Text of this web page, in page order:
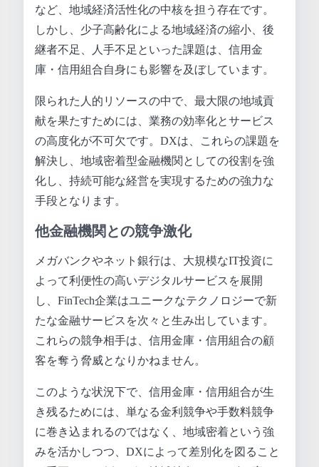
など、地域経済活性化の中核を担う存在です。
しかし、少子高齢化による地域経済の縮小、後
継者不足、人手不足といった課題は、信用金
庫・信用組合自身にも影響を及ぼしています。
限られた人的リソースの中で、最大限の地域貢
献を果たすためには、業務の効率化とサービス
の高度化が不可欠です。DXは、これらの課題を
解決し、地域密着型金融機関としての役割を強
化し、持続可能な経営を実現するための強力な
手段となります。
他金融機関との競争激化
メガバンクやネット銀行は、大規模なIT投資に
よって利便性の高いデジタルサービスを展開
し、FinTech企業はユニークなテクノロジーで新
たな金融サービスを次々と生み出しています。
これらの競争相手は、信用金庫・信用組合の顧
客を奪う脅威となりかねません。
このような状況下で、信用金庫・信用組合が生
き残るためには、単なる金利競争や手数料競争
に巻き込まれるのではなく、地域密着という強
みを活かしつつ、DXによって差別化を図ること